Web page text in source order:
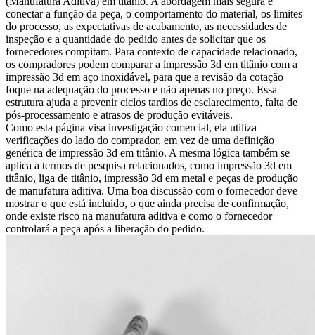
conectar a função da peça, o comportamento do material, os limites
do processo, as expectativas de acabamento, as necessidades de
inspeção e a quantidade do pedido antes de solicitar que os
fornecedores compitam. Para contexto de capacidade relacionado,
os compradores podem comparar a impressão 3d em titânio com a
impressão 3d em aço inoxidável, para que a revisão da cotação
foque na adequação do processo e não apenas no preço. Essa
estrutura ajuda a prevenir ciclos tardios de esclarecimento, falta de
pós-processamento e atrasos de produção evitáveis.
Como esta página visa investigação comercial, ela utiliza
verificações do lado do comprador, em vez de uma definição
genérica de impressão 3d em titânio. A mesma lógica também se
aplica a termos de pesquisa relacionados, como impressão 3d em
titânio, liga de titânio, impressão 3d em metal e peças de produção
de manufatura aditiva. Uma boa discussão com o fornecedor deve
mostrar o que está incluído, o que ainda precisa de confirmação,
onde existe risco na manufatura aditiva e como o fornecedor
controlará a peça após a liberação do pedido.